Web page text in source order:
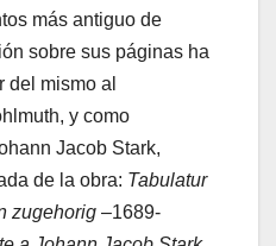
más antiguo de
sobre sus páginas ha
del mismo al
y como
Jacob Stark,
de la obra: Tabulatur
zugehorig –1689-